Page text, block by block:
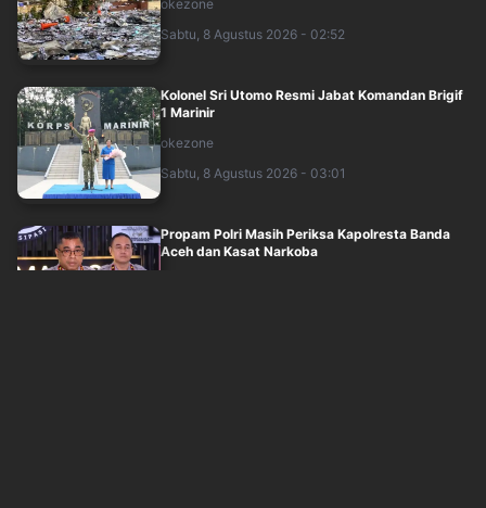
okezone
Sabtu, 8 Agustus 2026 - 02:52
Kolonel Sri Utomo Resmi Jabat Komandan Brigif
1 Marinir
okezone
Sabtu, 8 Agustus 2026 - 03:01
Propam Polri Masih Periksa Kapolresta Banda
Aceh dan Kasat Narkoba